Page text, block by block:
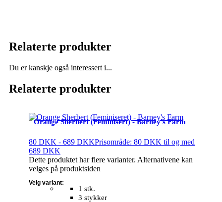
Relaterte produkter
Du er kanskje også interessert i...
Relaterte produkter
Orange Sherbert (Feminisert) - Barney's Farm
80 DKK - 689 DKKPrisområde: 80 DKK til og med
689 DKK
1 stk.
3 stykker
Velg variant:
Dette produktet har flere varianter. Alternativene kan
velges på produktsiden